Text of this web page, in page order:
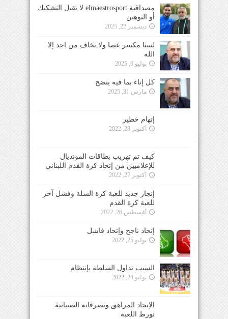
مصداقية elmaestrosport لا تقبل التشكيك
أو التوهين
ديسمبر 22, 2025
لسنا مكسر عصا ولا نخاف من احد إلا
الله
يوليو 6, 2025
كل إناء بما فيه ينضح
مارس 31, 2025
إتهام خطير
أكتوبر 28, 2022
كيف تم تهريب بطاقات المونديال
للإعلاميين من إتحاد كرة القدم اللبناني
أكتوبر 27, 2022
إنجاز جديد للعبة كرة السلة وفشل آخر
للعبة كرة القدم
أغسطس 26, 2022
إتحاد ناجح وإتحاد فاشل
يوليو 25, 2022
السبب تداول السلطة بإنتظام
يوليو 24, 2022
الإتحاد المراهق وتصرفاته الصبيانية
تورط اللعبة